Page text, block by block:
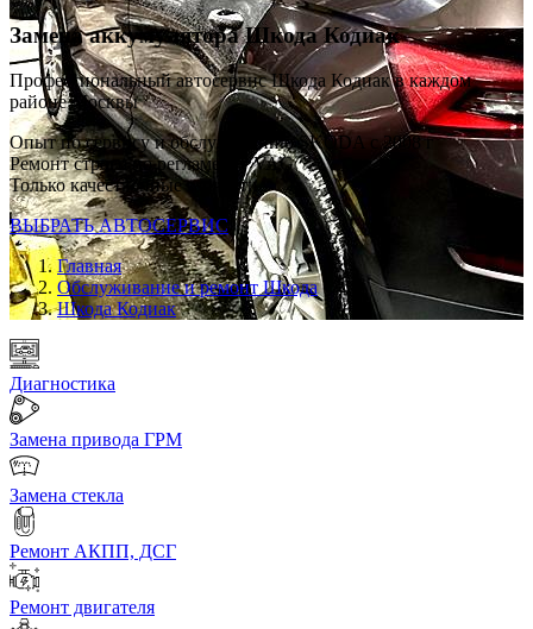
Замена аккумулятораШкода Кодиак
Профессиональный автосервис Шкода Кодиак в каждом
районе Москвы
Опыт по сервису и обслуживанию SKODA с 2008 г
Ремонт строго по регламенту VAG
Только качественные запчасти
ВЫБРАТЬ АВТОСЕРВИС
Главная
Обслуживание и ремонт Шкода
Шкода Кодиак
Диагностика
Замена привода ГРМ
Замена стекла
Ремонт АКПП, ДСГ
Ремонт двигателя